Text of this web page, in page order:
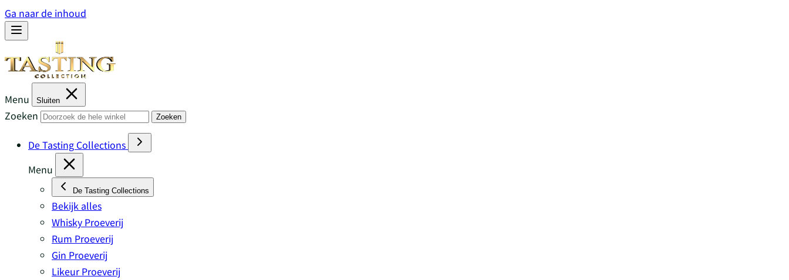
Ga naar de inhoud
Menu Sluiten
Zoeken Zoeken
De Tasting Collections
Menu
De Tasting Collections
Bekijk alles
Whisky Proeverij
Rum Proeverij
Gin Proeverij
Likeur Proeverij